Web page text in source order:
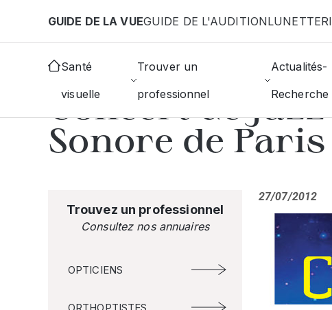
GUIDE DE LA VUEGUIDE DE L'AUDITION
Santé
visuelle
Trouver un
professionnel
Actualités-
Recherche
#Evénements
Concert de
Sonore de Paris
Trouvez un professionnel
Consultez nos annuaires
OPTICIENS
27/07/2012